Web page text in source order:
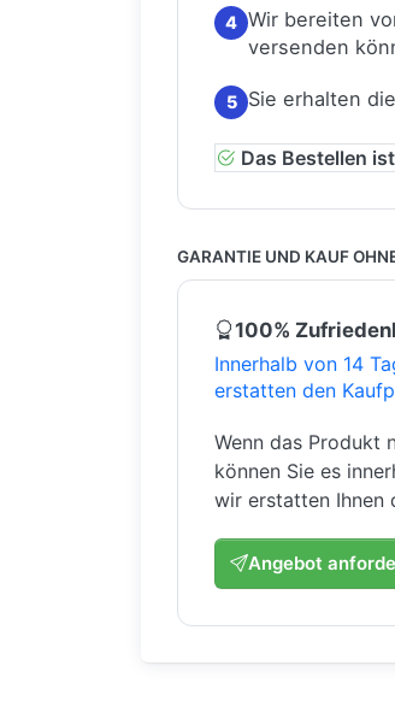
4 Wir bereiten
versenden
5 Sie erhalten
Das Bestellen
GARANTIE UND KAUF
100%
Innerhalb von 14
erstatten den
Wenn das Produkt
können Sie es
wir erstatten Ihnen
Angebot